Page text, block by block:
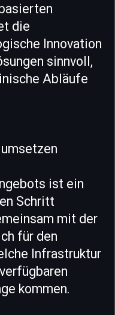
die
Innovation
sinnvoll,
Abläufe
ist ein
Schritt
mit der
für den
Infrastruktur
kommen.